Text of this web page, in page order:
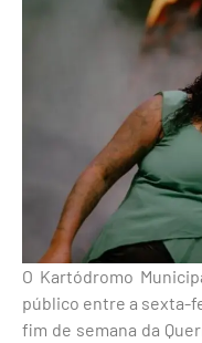
O Kartódromo
público entre a sexta-
fim de semana da